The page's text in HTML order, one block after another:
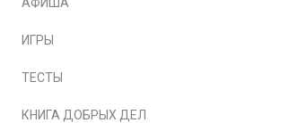
ИГРЫ
ТЕСТЫ
КНИГА ДОБРЫХ ДЕЛ